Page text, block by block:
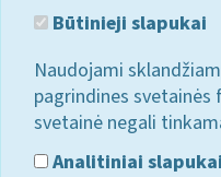
Būtinieji slapukai
Naudojami
pagrindines svetainės
svetainė negali
Analitiniai slapukai